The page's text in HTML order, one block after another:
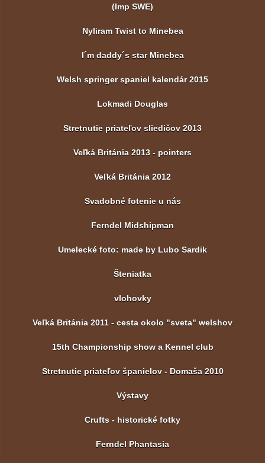
(Imp SWE)
Nyliram Twist to Minebea
I´m daddy´s star Minebea
Welsh springer spaniel kalendár 2015
Lokmadi Douglas
Stretnutie priateľov sliedičov 2013
Veľká Británia 2013 - pointers
Veľká Británia 2012
Svadobné fotenie u nás
Ferndel Midshipman
Umelecké foto: made by Lubo Sardik
Šteniatka
vlohovky
Veľká Británia 2011 - cesta okolo "sveta" welshov
15th Championship show a Kennel club
Stretnutie priateľov španielov - Domaša 2010
Výstavy
Crufts - historické fotky
Ferndel Phantasia